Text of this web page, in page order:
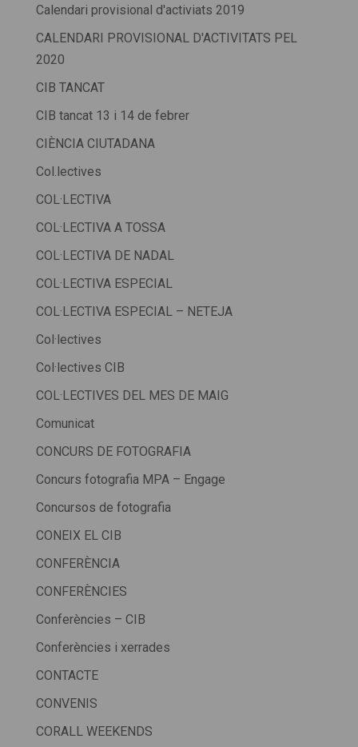
Calendari provisional d'activiats 2019
CALENDARI PROVISIONAL D'ACTIVITATS PEL
2020
CIB TANCAT
CIB tancat 13 i 14 de febrer
CIÈNCIA CIUTADANA
Col.lectives
COL·LECTIVA
COL·LECTIVA A TOSSA
COL·LECTIVA DE NADAL
COL·LECTIVA ESPECIAL
COL·LECTIVA ESPECIAL – NETEJA
Col·lectives
Col·lectives CIB
COL·LECTIVES DEL MES DE MAIG
Comunicat
CONCURS DE FOTOGRAFIA
Concurs fotografia MPA – Engage
Concursos de fotografia
CONEIX EL CIB
CONFERÈNCIA
CONFERÈNCIES
Conferències – CIB
Conferències i xerrades
CONTACTE
CONVENIS
CORALL WEEKENDS